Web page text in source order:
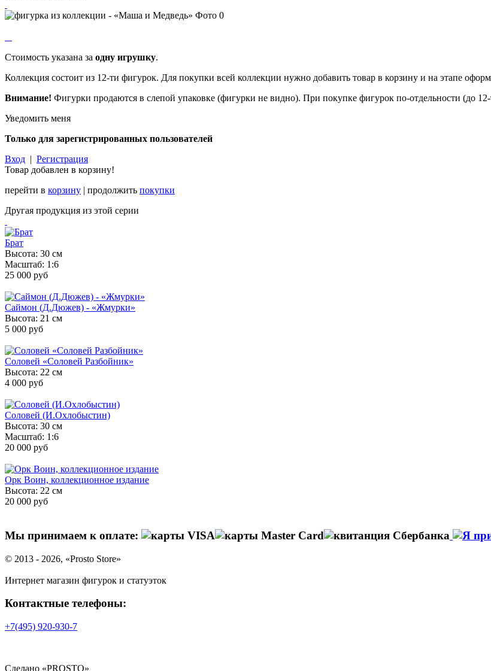
Стоимость указана за одну игрушку.
Коллекция состоит из 12-ти фигурок. Для покупки всей коллекции нужно добавить товар в корзину и на этапе
Внимание! Фигурки продаются в слепой упаковке (фигурки не видно). При покупке фигурок по-отдельности (до
Уведомить меня
Только для зарегистрированных пользователей
Вход | Регистрация
Товар добавлен в корзину!
перейти в корзину | продолжить покупки
Другая продукция из этой серии
Брат
Высота: 30 см
Масштаб: 1:6
25 000 руб
Саймон (Д.Дюжев) - «Жмурки»
Высота: 21 см
5 000 руб
Соловей «Соловей Разбойник»
Высота: 22 см
4 000 руб
Соловей (И.Охлобыстин)
Высота: 30 см
Масштаб: 1:6
20 000 руб
Орк Воин, коллекционное издание
Высота: 22 см
20 000 руб
Мы принимаем к оплате:
© 2013 - 2026, «Prosto Store»
Интернет магазин фигурок и статуэток
Контактные телефоны:
+7(495) 920-930-7
Сделано «PROSTO»